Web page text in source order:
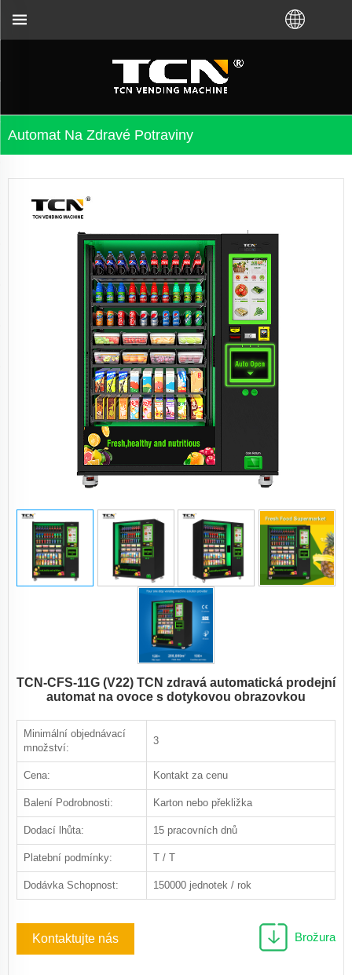
Automat Na Zdravé Potraviny
TCN-CFS-11G (V22) TCN zdravá automatická prodejní
automat na ovoce s dotykovou obrazovkou
Minimální objednávací
množství:
3
Cena: Kontakt za cenu
Balení Podrobnosti: Karton nebo překližka
Dodací lhůta: 15 pracovních dnů
Platební podmínky: T / T
Dodávka Schopnost: 150000 jednotek / rok
Kontaktujte nás Brožura
VM od továrny TCN nebo místního